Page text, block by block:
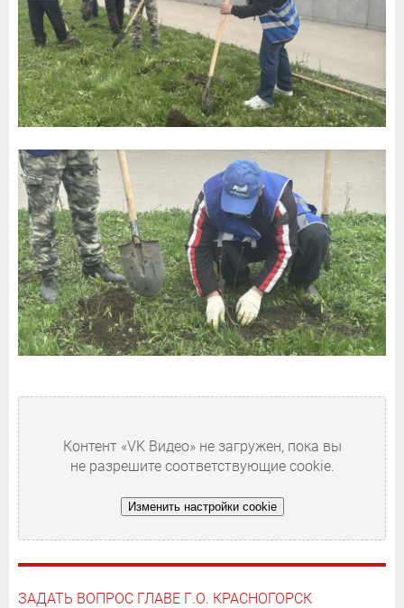
Контент «VK Видео» не загружен, пока вы
не разрешите соответствующие cookie.
Изменить настройки cookie
ЗАДАТЬ ВОПРОС ГЛАВЕ Г.О. КРАСНОГОРСК